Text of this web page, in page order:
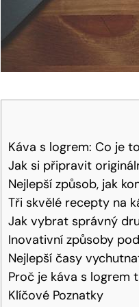
Káva s logrem: Co je
Jak si připravit
Nejlepší způsob, jak
Tři skvělé recepty na
Jak vybrat správný
Inovativní způsoby
Nejlepší časy
Proč je káva s logrem
Klíčové Poznatky